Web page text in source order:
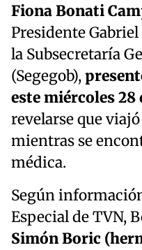
Fiona Bonati
Presidente
la Subsecretaría
(Segegob),
este miércoles 28
revelarse que
mientras se
médica.
Según
Especial de TVN,
Simón Boric